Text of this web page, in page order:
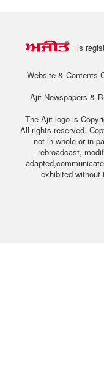
is
Website & Contents
Ajit Newspapers &
The Ajit logo is
All rights reserved.
not in whole or in
rebroadcast,
exhibited without